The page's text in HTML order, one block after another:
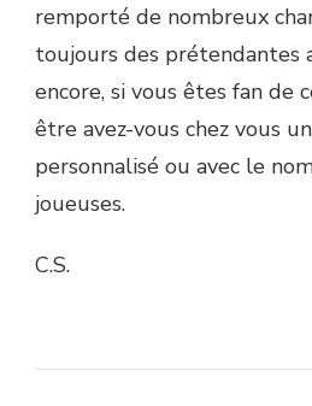
remporté de nombreux
toujours des prétendantes
encore, si vous êtes fan de
être avez-vous chez vous
personnalisé ou avec le
joueuses.
C.S.